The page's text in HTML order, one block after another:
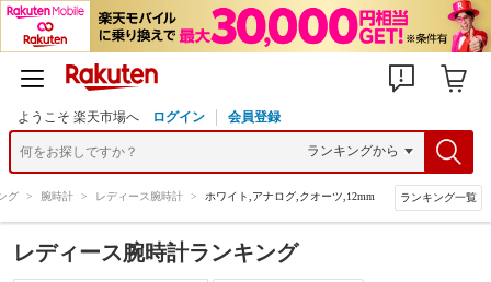
ようこそ 楽天市場へ ログイン 会員登録
グ > 腕時計 > レディース腕時計 > ホワイト,アナログ,クオーツ,12mm ランキング一覧
レディース腕時計ランキング